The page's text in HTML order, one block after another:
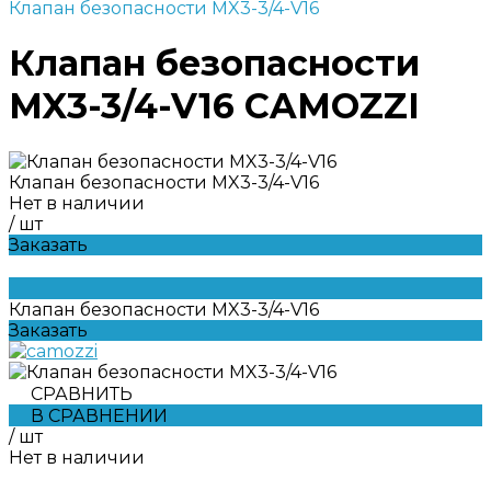
Клапан безопасности MX3-3/4-V16
Клапан безопасности
MX3-3/4-V16 CAMOZZI
Клапан безопасности MX3-3/4-V16
Нет в наличии
/ шт
Заказать
Клапан безопасности MX3-3/4-V16
Заказать
СРАВНИТЬ
В СРАВНЕНИИ
/ шт
Нет в наличии